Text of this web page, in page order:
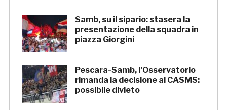
Samb, su il sipario: stasera la
presentazione della squadra in
piazza Giorgini
Pescara-Samb, l’Osservatorio
rimanda la decisione al CASMS:
possibile divieto